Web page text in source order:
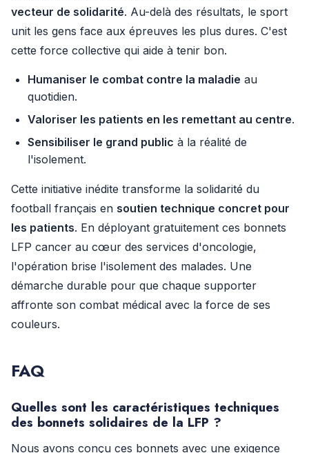
vecteur de solidarité. Au-delà des résultats, le sport
unit les gens face aux épreuves les plus dures. C'est
cette force collective qui aide à tenir bon.
Humaniser le combat contre la maladie au
quotidien.
Valoriser les patients en les remettant au centre.
Sensibiliser le grand public à la réalité de
l'isolement.
Cette initiative inédite transforme la solidarité du
football français en soutien technique concret pour
les patients. En déployant gratuitement ces bonnets
LFP cancer au cœur des services d'oncologie,
l'opération brise l'isolement des malades. Une
démarche durable pour que chaque supporter
affronte son combat médical avec la force de ses
couleurs.
FAQ
Quelles sont les caractéristiques techniques
des bonnets solidaires de la LFP ?
Nous avons conçu ces bonnets avec une exigence